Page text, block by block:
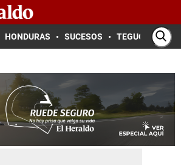
HONDURAS SUCESOS TEGUCIGALPA